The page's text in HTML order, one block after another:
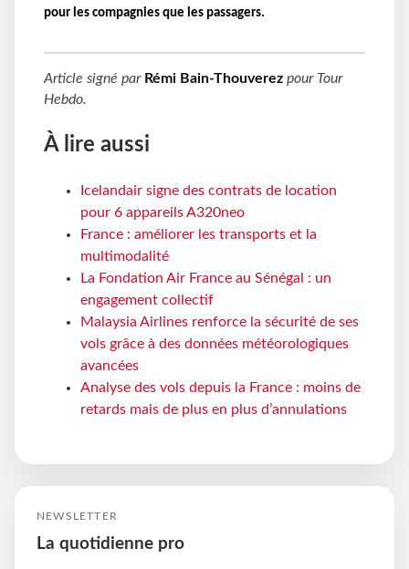
pour les compagnies que les passagers.
Article signé par Rémi Bain-Thouverez pour Tour
Hebdo.
À lire aussi
Icelandair signe des contrats de location
pour 6 appareils A320neo
France : améliorer les transports et la
multimodalité
La Fondation Air France au Sénégal : un
engagement collectif
Malaysia Airlines renforce la sécurité de ses
vols grâce à des données météorologiques
avancées
Analyse des vols depuis la France : moins de
retards mais de plus en plus d’annulations
NEWSLETTER
La quotidienne pro